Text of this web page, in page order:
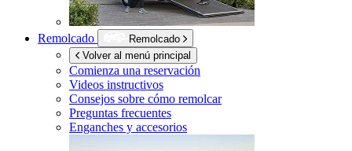
Remolcado
Remolcado
Volver al menú principal
Comienza una reservación
Videos instructivos
Consejos sobre cómo remolcar
Preguntas frecuentes
Enganches y accesorios